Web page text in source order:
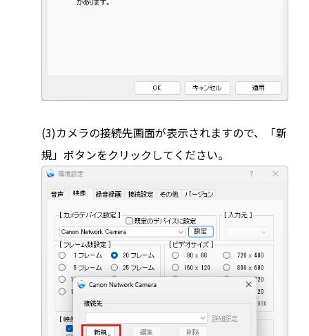
(3)カメラの接続先画面が表示されますので、「新
規」ボタンをクリックしてください。